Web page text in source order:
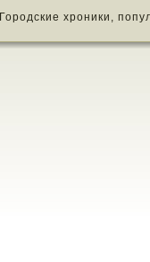
Городские хроники,